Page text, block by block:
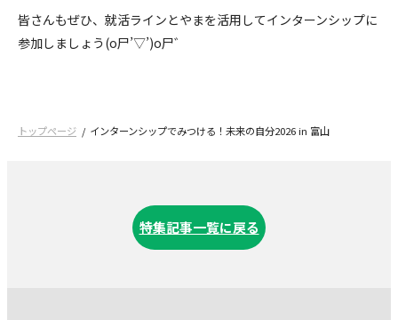
皆さんもぜひ、就活ラインとやまを活用してインターンシップに
参加しましょう(o尸’▽’)o尸゛
トップページ インターンシップでみつける！未来の自分2026 in 富山
特集記事一覧に戻る